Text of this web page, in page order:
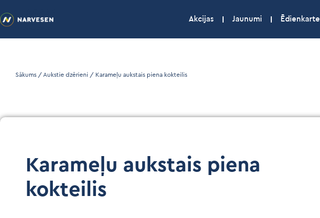
Akcijas Jaunumi Ēdienkarte
Sākums / Aukstie dzērieni / Karameļu aukstais piena kokteilis
Karameļu aukstais piena
kokteilis